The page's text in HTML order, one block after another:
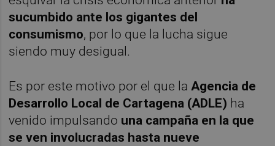
sucumbido ante los gigantes del
consumismo, por lo que la lucha sigue
siendo muy desigual.
Es por este motivo por el que laAgencia de
Desarrollo Local de Cartagena (ADLE) ha
venido impulsando una campaña en la que
se ven involucradas hasta nueve